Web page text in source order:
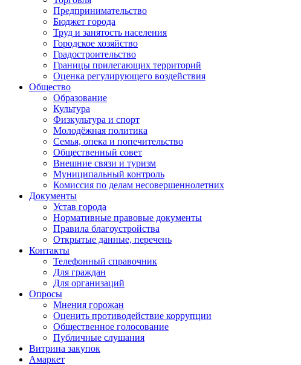
Предпринимательство
Бюджет города
Труд и занятость населения
Городское хозяйство
Градостроительство
Границы прилегающих территорий
Оценка регулирующего воздействия
Общество
Образование
Культура
Физкультура и спорт
Молодёжная политика
Семья, опека и попечительство
Общественный совет
Внешние связи и туризм
Муниципальный контроль
Комиссия по делам несовершеннолетних
Документы
Устав города
Нормативные правовые документы
Правила благоустройства
Открытые данные, перечень
Контакты
Телефонный справочник
Для граждан
Для организаций
Опросы
Мнения горожан
Оценить противодействие коррупции
Общественное голосование
Публичные слушания
Витрина закупок
Амаркет